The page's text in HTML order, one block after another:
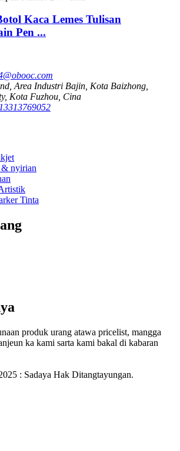
Kaca Lemes Tulisan
Pen ...
Area Industri Bajin, Kota Baizhong,
Kota Fuzhou, Cina
nyirian
Tinta
produk urang atawa pricelist, mangga
ka kami sarta kami bakal di kabaran
: Sadaya Hak Ditangtayungan.